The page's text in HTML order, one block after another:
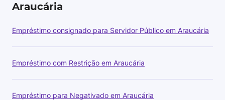
Araucária
Empréstimo consignado para Servidor Público em Araucária
Empréstimo com Restrição em Araucária
Empréstimo para Negativado em Araucária